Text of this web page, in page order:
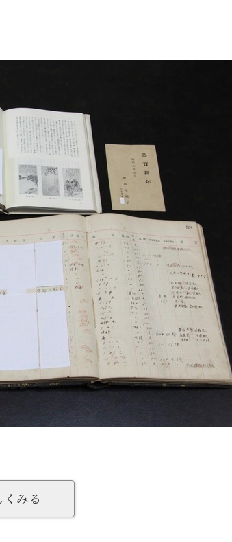
みる